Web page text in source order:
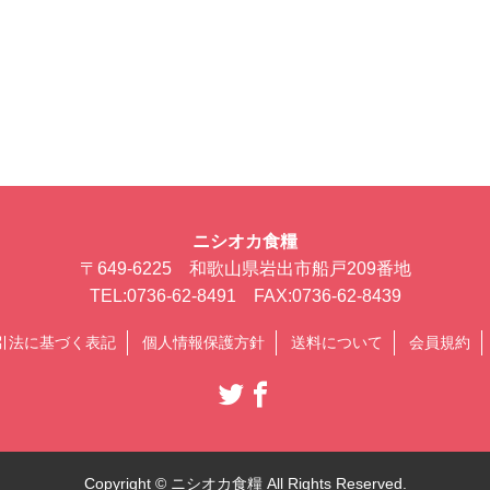
ニシオカ食糧
〒649-6225 和歌山県岩出市船戸209番地
TEL:0736-62-8491 FAX:0736-62-8439
法に基づく表記 個人情報保護方針 送料について 会員規約
Copyright © ニシオカ食糧 All Rights Reserved.